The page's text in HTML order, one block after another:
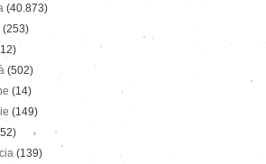
(40.873)
(253)
(502)
(14)
(149)
(139)